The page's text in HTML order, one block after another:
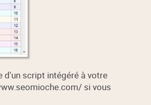
d'un script intégéré à votre
si vous